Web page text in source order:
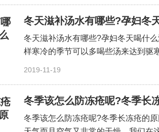
冬天滋补汤水有哪些?孕妇冬
冬天滋补汤水有哪些?孕妇冬天喝什
样寒冷的季节可以多喝些汤来达到驱
2019-11-19
冬季该怎么防冻疮呢?冬季长
冬季该怎么防冻疮呢?冬季长冻疮的